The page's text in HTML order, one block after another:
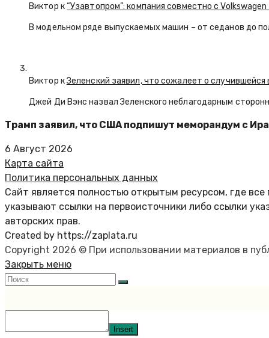
Виктор к“Узавтопром”: компания совместно с
В модельном ряде выпускаемых машин – от седанов до
Виктор кЗеленский заявил, что сожалеет о
Джей Ди Вэнс назвал Зеленского неблагодарным
Трамп заявил, что США подпишут меморандум с
6 Август 2026
Карта сайта
Политика персональных данных
Сайт является полностью открытым ресурсом, где
указывают ссылки на первоисточники либо ссылки
авторских прав.
Created by https://zaplata.ru
Copyright 2026 © При использовании материалов в
Закрыть меню
Insert